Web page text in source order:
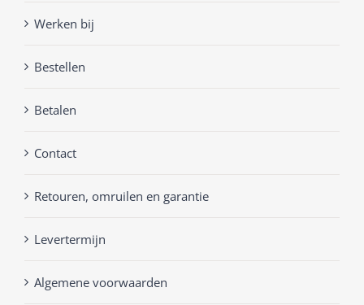
Werken bij
Bestellen
Betalen
Contact
Retouren, omruilen en garantie
Levertermijn
Algemene voorwaarden